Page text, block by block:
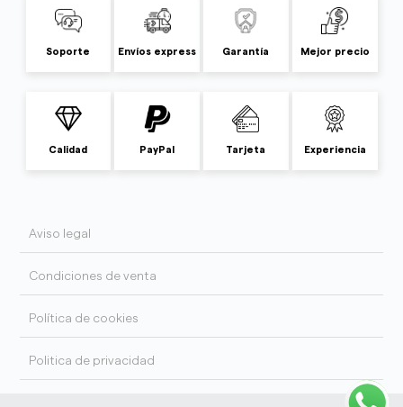
Soporte Envíos express Garantía Mejor precio
Calidad PayPal Tarjeta Experiencia
Aviso legal
Condiciones de venta
Política de cookies
Politica de privacidad